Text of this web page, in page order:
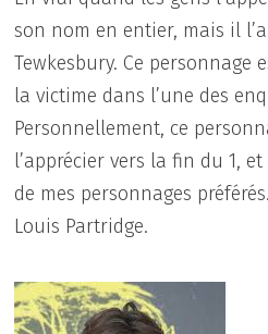
son nom en entier, mais il
Tewkesbury. Ce personnage
la victime dans l’une des
Personnellement, ce
l’apprécier vers la fin du 1,
de mes personnages
Louis Partridge.